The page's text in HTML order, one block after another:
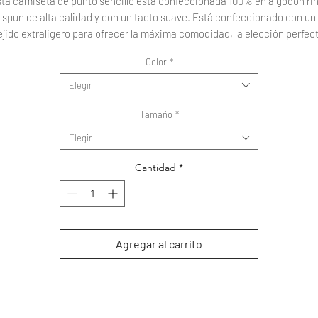
spun de alta calidad y con un tacto suave. Está confeccionado con un
extraligero para ofrecer la máxima comodidad, la elección
100% algodón peinado e hilado en anillos (el contenido de fibra puede
.: Tejido extra ligero (4,3 oz/yd² (145 g/m²))
.: Cosido en etiqueta
Color *
Elegir
Tamaño *
Elegir
Cantidad *
Agregar al carrito